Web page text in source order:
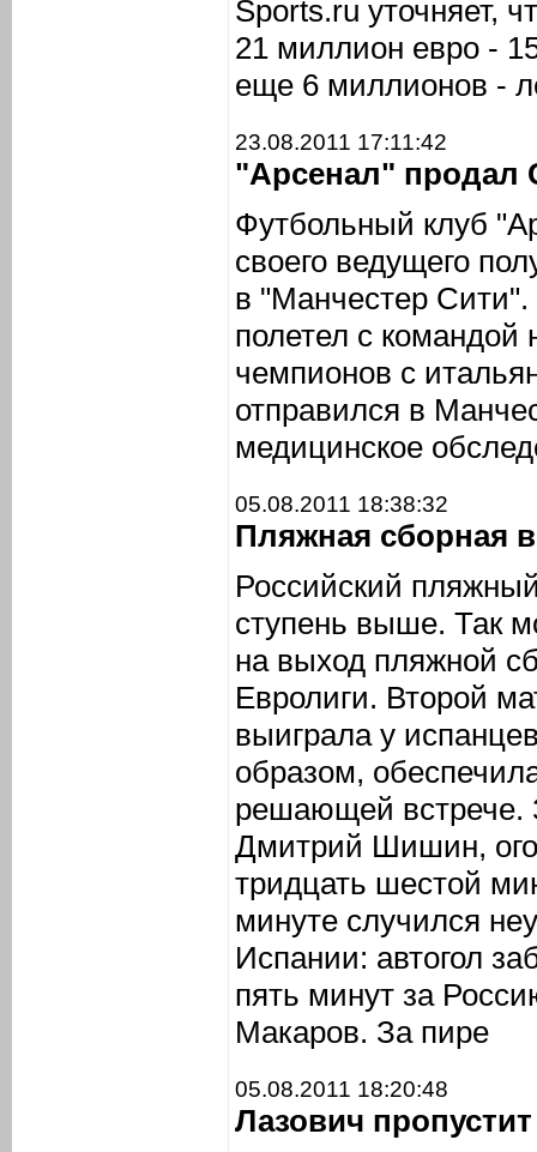
Sports.ru уточняет,
21 миллион евро -
еще 6 миллионов -
23.08.2011 17:11:42
"Арсенал" продал
Футбольный клуб
своего ведущего
в "Манчестер Сити".
полетел с командой
чемпионов с
отправился в
медицинское
05.08.2011 18:38:32
Пляжная сборная
Российский
ступень выше. Так
на выход пляжной
Евролиги. Второй
выиграла у
образом,
решающей встрече.
Дмитрий Шишин,
тридцать шестой
минуте случился
Испании: автогол
пять минут за
Макаров. За пире
05.08.2011 18:20:48
Лазович